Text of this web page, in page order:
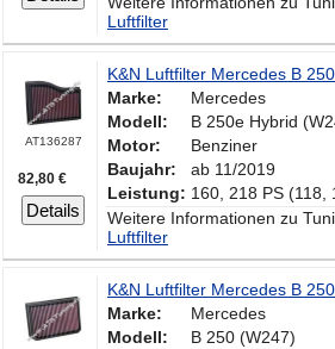
Luftfilter
AT136287
82,80 €
Details
K&N Luftfilter Mercedes B
Marke:
Mercedes
Modell:
B 250e Hybrid
Motor:
Benziner
Baujahr:
ab 11/2019
Leistung: 160, 218 PS (118,
Weitere Informationen zu
Luftfilter
K&N Luftfilter Mercedes B
Marke:
Mercedes
Modell:
B 250 (W247)